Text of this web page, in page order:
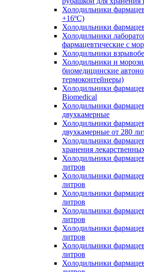
Холодильники
+16ºС)
Холодильники
Холодильники
фармацевтические с
Холодильники
Холодильники и
биомедицинские
термоконтейнеры)
Холодильники
Biomedical
Холодильники
двухкамерные
Холодильники
двухкамерные от 280
Холодильники
хранения
Холодильники
литров
Холодильники
литров
Холодильники
литров
Холодильники
литров
Холодильники
литров
Холодильники
литров
Холодильники